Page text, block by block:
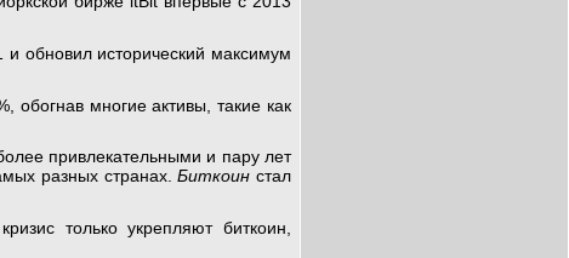
обновил исторический максимум
обогнав многие активы, такие как
привлекательными и пару лет
разных странах.Биткоин стал
только укрепляют биткоин,